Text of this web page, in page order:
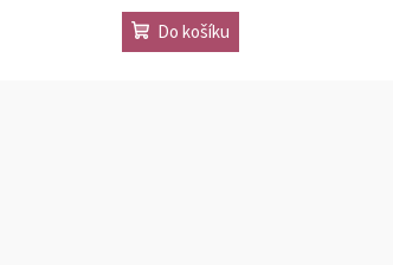
Do košíku